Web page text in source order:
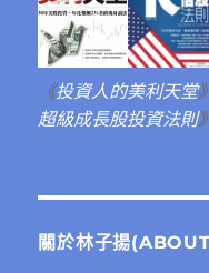
《投資人的美利天堂
超級成長股投資法則》
關於林子揚